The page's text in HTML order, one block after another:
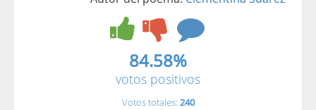
84.58%
votos positivos
Votos totales: 240